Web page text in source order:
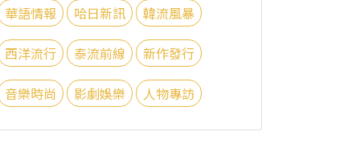
華語情報 哈日新訊 韓流風暴
西洋流行 泰流前線 新作發行
音樂時尚 影劇娛樂 人物專訪